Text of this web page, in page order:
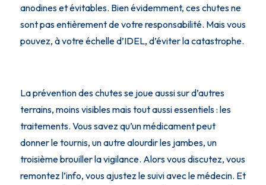
anodines et évitables. Bien évidemment, ces chutes ne
sont pas entièrement de votre responsabilité. Mais vous
pouvez, à votre échelle d’IDEL, d’éviter la catastrophe.
La prévention des chutes se joue aussi sur d’autres
terrains, moins visibles mais tout aussi essentiels : les
traitements. Vous savez qu’un médicament peut
donner le tournis, un autre alourdir les jambes, un
troisième brouiller la vigilance. Alors vous discutez, vous
remontez l’info, vous ajustez le suivi avec le médecin. Et